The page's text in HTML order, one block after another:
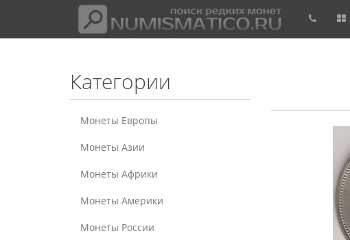
Категории
Монеты Европы
Монеты Азии
Монеты Африки
Монеты Америки
Монеты России